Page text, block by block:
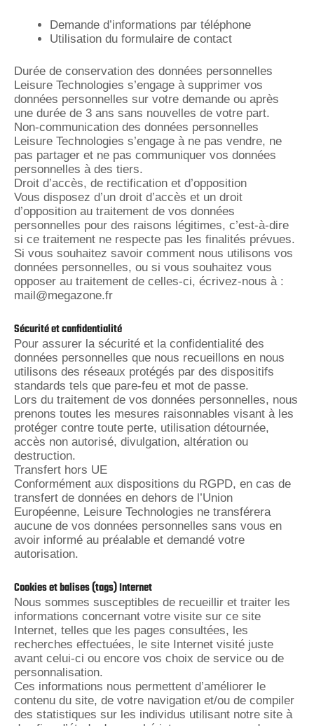
Demande d’informations par téléphone
Utilisation du formulaire de contact
Durée de conservation des données personnelles
Leisure Technologies s’engage à supprimer vos
données personnelles sur votre demande ou après
une durée de 3 ans sans nouvelles de votre part.
Non-communication des données personnelles
Leisure Technologies s’engage à ne pas vendre, ne
pas partager et ne pas communiquer vos données
personnelles à des tiers.
Droit d’accès, de rectification et d’opposition
Vous disposez d’un droit d’accès et un droit
d’opposition au traitement de vos données
personnelles pour des raisons légitimes, c’est-à-dire
si ce traitement ne respecte pas les finalités prévues.
Si vous souhaitez savoir comment nous utilisons vos
données personnelles, ou si vous souhaitez vous
opposer au traitement de celles-ci, écrivez-nous à :
mail@megazone.fr
Sécurité et confidentialité
Pour assurer la sécurité et la confidentialité des
données personnelles que nous recueillons en nous
utilisons des réseaux protégés par des dispositifs
standards tels que pare-feu et mot de passe.
Lors du traitement de vos données personnelles, nous
prenons toutes les mesures raisonnables visant à les
protéger contre toute perte, utilisation détournée,
accès non autorisé, divulgation, altération ou
destruction.
Transfert hors UE
Conformément aux dispositions du RGPD, en cas de
transfert de données en dehors de l’Union
Européenne, Leisure Technologies ne transférera
aucune de vos données personnelles sans vous en
avoir informé au préalable et demandé votre
autorisation.
Cookies et balises (tags) Internet
Nous sommes susceptibles de recueillir et traiter les
informations concernant votre visite sur ce site
Internet, telles que les pages consultées, les
recherches effectuées, le site Internet visité juste
avant celui-ci ou encore vos choix de service ou de
personnalisation.
Ces informations nous permettent d’améliorer le
contenu du site, de votre navigation et/ou de compiler
des statistiques sur les individus utilisant notre site à